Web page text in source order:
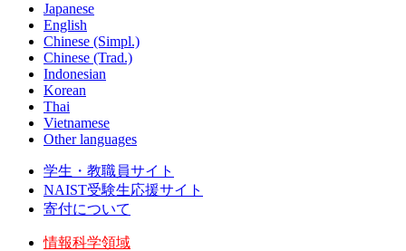
Japanese
English
Chinese (Simpl.)
Chinese (Trad.)
Indonesian
Korean
Thai
Vietnamese
Other languages
学生・教職員サイト
NAIST受験生応援サイト
寄付について
情報科学領域